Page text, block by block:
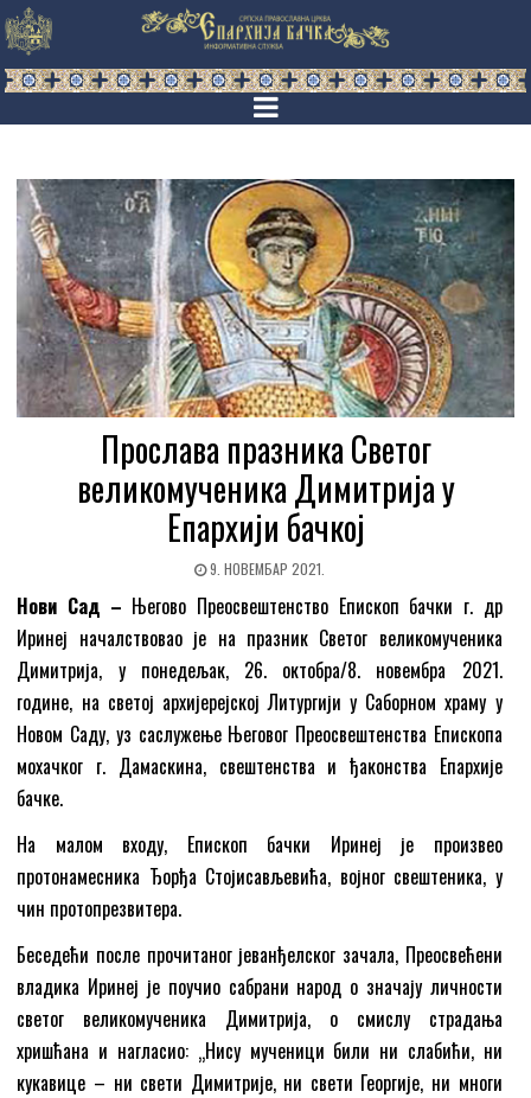
Прослава празника Светог
великомученика Димитрија у
Епархији бачкој
9. НОВЕМБАР 2021.
Нови Сад – Његово Преосвештенство Епископ бачки г. др
Иринеј началствовао је на празник Светог великомученика
Димитрија, у понедељак, 26. октобра/8. новембра 2021.
године, на светој архијерејској Литургији у Саборном храму у
Новом Саду, уз саслужење Његовог Преосвештенства Епископа
мохачког г. Дамаскина, свештенства и ђаконства Епархије
бачке.
На малом входу, Епископ бачки Иринеј је произвео
протонамесника Ђорђа Стојисављевића, војног свештеника, у
чин протопрезвитера.
Беседећи после прочитаног јеванђелског зачала, Преосвећени
владика Иринеј је поучио сабрани народ о значају личности
светог великомученика Димитрија, о смислу страдања
хришћана и нагласио: „Нису мученици били ни слабићи, ни
кукавице – ни свети Димитрије, ни свети Георгије, ни многи